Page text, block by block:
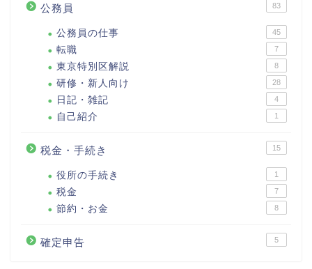
公務員 83
公務員の仕事 45
転職 7
東京特別区解説 8
研修・新人向け 28
日記・雑記 4
自己紹介 1
税金・手続き 15
役所の手続き 1
税金 7
節約・お金 8
確定申告 5